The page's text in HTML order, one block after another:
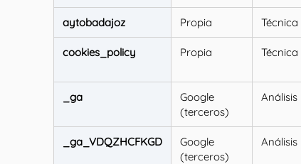
aytobadajoz Propia Técnica
cookies_policy Propia Técnica
_ga
Google
(terceros)
Análisis
_ga_VDQZHCFKGD
Google
(terceros)
Análisis